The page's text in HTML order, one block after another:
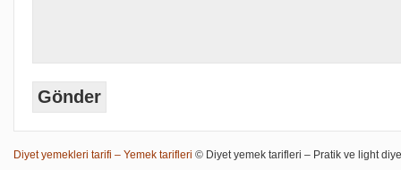
Diyet yemekleri tarifi – Yemek tarifleri © Diyet yemek tarifleri – Pratik ve light